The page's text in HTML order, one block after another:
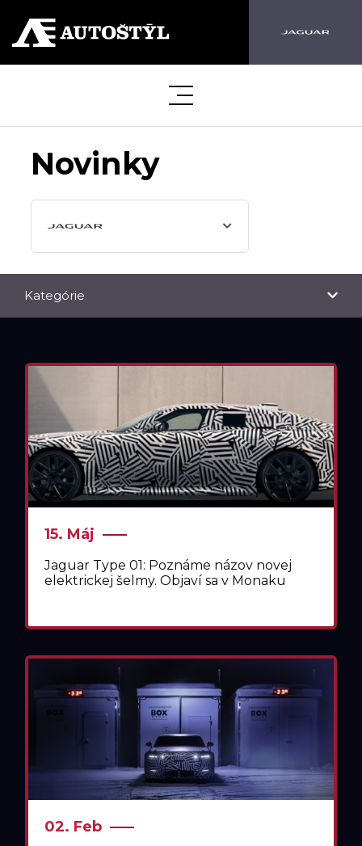
Novinky
Kategórie
TESTY
TLAČOVÉ SPRÁVY
15. Máj
Jaguar Type 01: Poznáme názov novej
elektrickej šelmy. Objaví sa v Monaku
02. Feb